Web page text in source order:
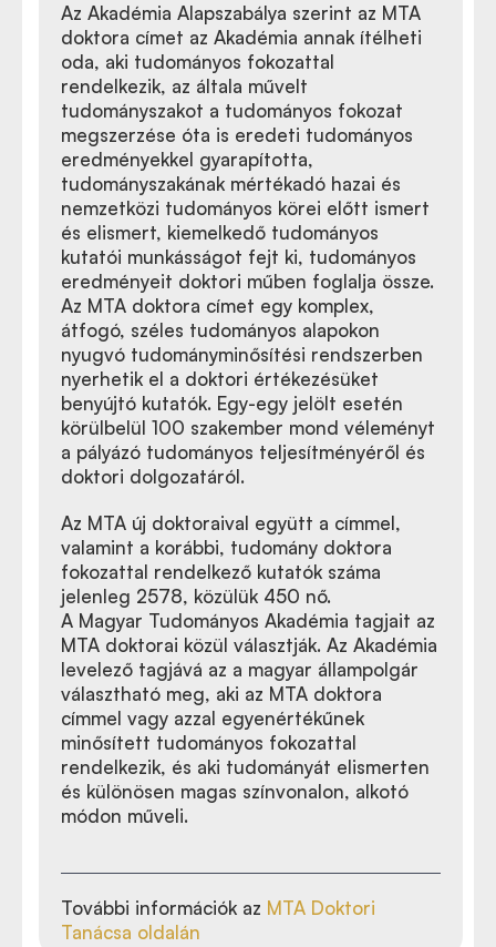
Az Akadémia Alapszabálya szerint az MTA
doktora címet az Akadémia annak ítélheti
oda, aki tudományos fokozattal
rendelkezik, az általa művelt
tudományszakot a tudományos fokozat
megszerzése óta is eredeti tudományos
eredményekkel gyarapította,
tudományszakának mértékadó hazai és
nemzetközi tudományos körei előtt ismert
és elismert, kiemelkedő tudományos
kutatói munkásságot fejt ki, tudományos
eredményeit doktori műben foglalja össze.
Az MTA doktora címet egy komplex,
átfogó, széles tudományos alapokon
nyugvó tudományminősítési rendszerben
nyerhetik el a doktori értékezésüket
benyújtó kutatók. Egy-egy jelölt esetén
körülbelül 100 szakember mond véleményt
a pályázó tudományos teljesítményéről és
doktori dolgozatáról.
Az MTA új doktoraival együtt a címmel,
valamint a korábbi, tudomány doktora
fokozattal rendelkező kutatók száma
jelenleg 2578, közülük 450 nő.
A Magyar Tudományos Akadémia tagjait az
MTA doktorai közül választják. Az Akadémia
levelező tagjává az a magyar állampolgár
választható meg, aki az MTA doktora
címmel vagy azzal egyenértékűnek
minősített tudományos fokozattal
rendelkezik, és aki tudományát elismerten
és különösen magas színvonalon, alkotó
módon műveli.
További információk az MTA Doktori
Tanácsa oldalán